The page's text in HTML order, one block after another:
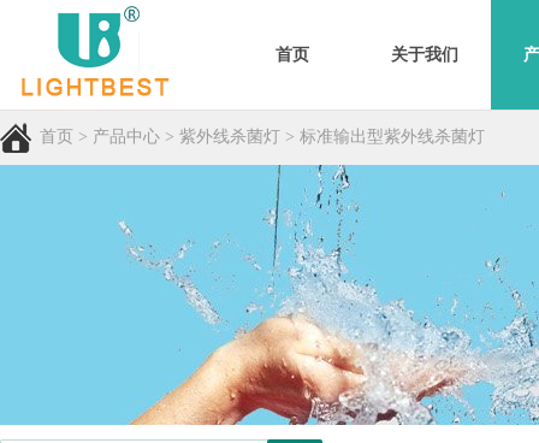
首页 关于我们
首页 > 产品中心 > 紫外线杀菌灯 > 标准输出型紫外线杀菌灯